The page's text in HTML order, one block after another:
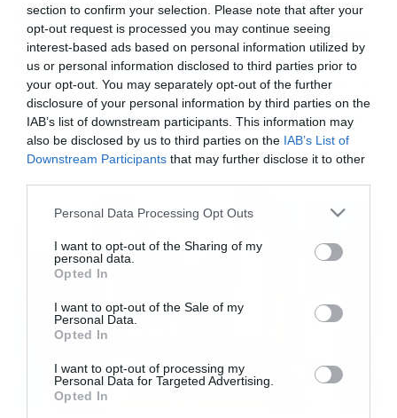
section to confirm your selection. Please note that after your
opt-out request is processed you may continue seeing
interest-based ads based on personal information utilized by
us or personal information disclosed to third parties prior to
your opt-out. You may separately opt-out of the further
disclosure of your personal information by third parties on the
IAB’s list of downstream participants. This information may
also be disclosed by us to third parties on the IAB’s List of
Downstream Participants that may further disclose it to other
Please note that this website/app uses one or more Google
not limited to your visit or usage behaviour. You may click to
grant or deny consent to Google and its third-party tags to
use your data for below specified purposes in below Google
consent section.
Personal Data Processing Opt Outs
I want to opt-out of the Sharing of my
personal data.
Opted In
I want to opt-out of the Sale of my
Personal Data.
Opted In
I want to opt-out of processing my
Personal Data for Targeted Advertising.
Opted In
Χάρης Κοπιτσής στο Game Time του
ΟΠΑΠ: «Κλειδί» για την ΑΕΚ ο Λιβάια στο
ντέρμπι με τον ΠΑΟΚ
Χάρης Κοπιτσής στο Game Time του ΟΠΑΠ: «Κλειδί» για
την ΑΕΚ ο Λιβάια στο ντέρμπι με τον ΠΑΟΚ Το Game
Time, η νέα αθλητική εκπομπή που προβάλλεται κάθε
εβδομάδα στα social media και τα πρακτορεία του
ΟΠΑΠ, φιλοξένησε τον Χάρη Κοπιτσή. Ο πρώην διεθνής
και για […]